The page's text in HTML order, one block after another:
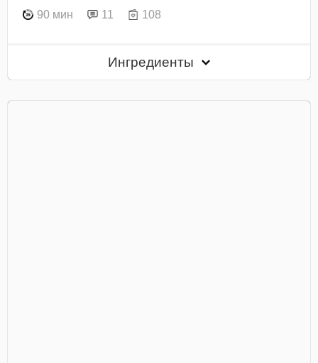
90 мин 11 108
Ингредиенты